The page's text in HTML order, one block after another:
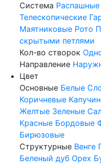
Система Распашные
Телескопические
Маятниковые Рото
скрытыми петлями
Кол-во створок
Направление
Цвет
Основные Белые
Коричневые
Желтые Зеленые
Красные Бордовые
Бирюзовые
Структурные Венге
Беленый дуб Орех